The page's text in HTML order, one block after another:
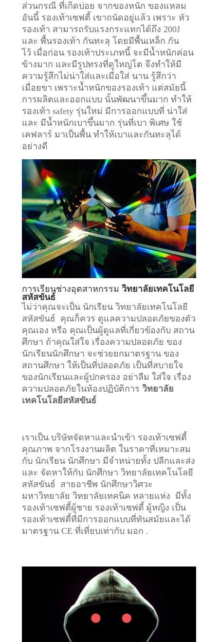
ส่วนกรณี ที่เกิดบ่อย จากของหนัก ของแหลม
อันนี้ รองเท้าเซฟตี้ เขาถนัดอยู่แล้ว เพราะ หัว
รองเท้า สามารถรับแรงกระแทกได้ถึง 200J
และ พื้นรองเท้า กันทะลุ โดยมีพื้นเหล็ก กัน
ไว้ เมื่อก่อน รองเท้าประเภทนี้ จะมีน้ำหนักค่อน
ข้างมาก และมีรูปทรงที่ดูใหญ่โต จึงทำให้มี
ความรู้สึกไม่น่าใส่และเมื่อใส่ นาน รู้สึกว่า
เมื่อยขา เพราะน้ำหนักของรองเท้า แต่สมัยนี้
การผลิตและออกแบบ นั้นพัฒนาขึ้นมาก ทำให้
รองเท้า safety รุ่นใหม่ มีการออกแบบที่ น่าใส่
และ มีน้ำหนักเบาขึ้นมาก รุ่นที่เบา พิเศษ ใช้
เคฟลาร์ มาเป็นพื้น ทำให้เบาและกันทะลุได้
อย่างดี
การเรียนช่างอุตสาหกรรม วิทยาลัยเทคโนโลยี
สหัสขันธ์
ไม่ว่าคุณจะเป็น นักเรียน วิทยาลัยเทคโนโลยี
สหัสขันธ์ คุณก็ควร ดูแลความปลอดภัยของตัว
คุณเอง หรือ คุณเป็นผู้ดูแลที่เกี่ยวข้องกับ สถาน
ศึกษา ถ้าคุณใส่ใจ เรื่องความปลอดภัย ของ
นักเรียนนักศึกษา จะช่วยยกมาตรฐาน ของ
สถานศึกษา ให้เป็นที่ปลอดภัย เป็นที่สบายใจ
ของนักเรียนและผู้ปกครอง อย่าลืม ใส่ใจ เรื่อง
ความปลอดภัยในห้องปฏิบัติการ วิทยาลัย
เทคโนโลยีสหัสขันธ์
เราเป็น บริษัทจัดหาและนำเข้า รองเท้าเซฟตี้
คุณภาพ จากโรงงานผลิต ในราคาที่เหมาะสม
กับ นักเรียน นักศึกษา มีจำหน่ายทั้ง ปลีกและส่ง
และ จัดหาให้กับ นักศึกษา วิทยาลัยเทคโนโลยี
สหัสขันธ์ สายอาชีพ นักศึกษาวิศวะ
มหาวิทยาลัย วิทยาลัยเทคนิค หลายแห่ง มีทั้ง
รองเท้าเซฟตี้ผู้ชาย รองเท้าเซฟตี้ ผู้หญิง เป็น
รองเท้าเซฟตี้ที่มีการออกแบบที่ทันสมัยและได้
มาตรฐาน CE ที่เที่ยบเท่ากับ มอก .